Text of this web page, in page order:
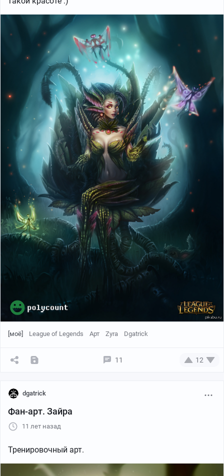
[моё] League of Legends Арт Zyra Dgatrick
11 12
dgatrick
Фан-арт. Зайра
11 лет назад
Тренировочный арт.